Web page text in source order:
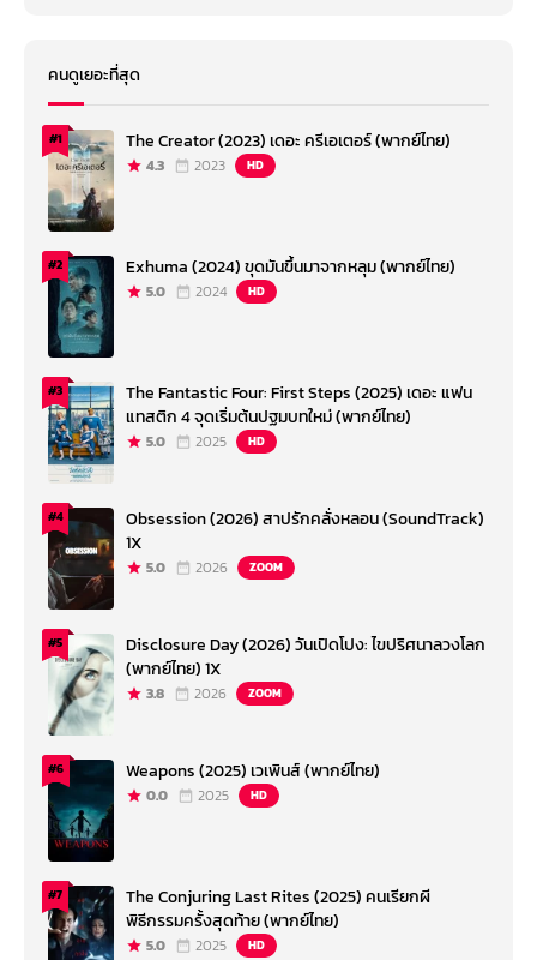
คนดูเยอะที่สุด
#1 The Creator (2023) เดอะ ครีเอเตอร์ (พากย์ไทย)
4.3 2023 HD
#2 Exhuma (2024) ขุดมันขึ้นมาจากหลุม (พากย์ไทย)
5.0 2024 HD
#3
The Fantastic Four: First Steps (2025) เดอะ แฟน
แทสติก 4 จุดเริ่มต้นปฐมบทใหม่ (พากย์ไทย)
5.0 2025 HD
#4
Obsession (2026) สาปรักคลั่งหลอน (SoundTrack)
1X
5.0 2026 ZOOM
#5
Disclosure Day (2026) วันเปิดโปง: ไขปริศนาลวงโลก
(พากย์ไทย) 1X
3.8 2026 ZOOM
#6 Weapons (2025) เวเพินส์ (พากย์ไทย)
0.0 2025 HD
#7
The Conjuring Last Rites (2025) คนเรียกผี
พิธีกรรมครั้งสุดท้าย (พากย์ไทย)
5.0 2025 HD